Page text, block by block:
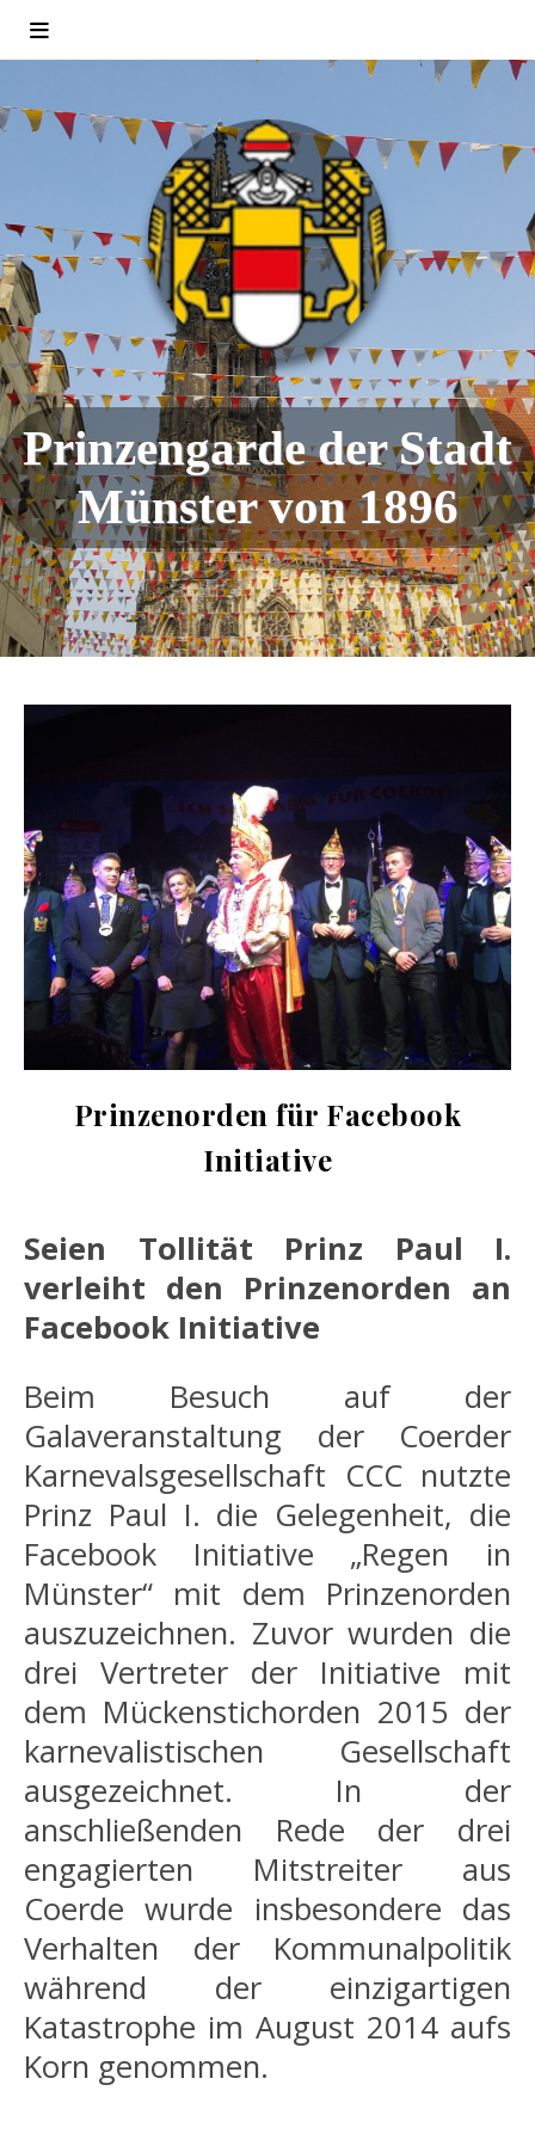
Prinzengarde der Stadt
Münster von 1896
Prinzenorden für Facebook
Initiative
Seien Tollität Prinz Paul I.
verleiht den Prinzenorden an
Facebook Initiative
Beim Besuch auf der
Galaveranstaltung der Coerder
Karnevalsgesellschaft CCC nutzte
Prinz Paul I. die Gelegenheit, die
Facebook Initiative „Regen in
Münster“ mit dem Prinzenorden
auszuzeichnen. Zuvor wurden die
drei Vertreter der Initiative mit
dem Mückenstichorden 2015 der
karnevalistischen Gesellschaft
ausgezeichnet. In der
anschließenden Rede der drei
engagierten Mitstreiter aus
Coerde wurde insbesondere das
Verhalten der Kommunalpolitik
während der einzigartigen
Katastrophe im August 2014 aufs
Korn genommen.